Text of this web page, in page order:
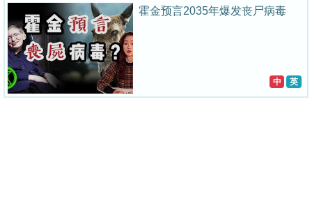
霍金预言2035年爆发丧尸病毒
中 英